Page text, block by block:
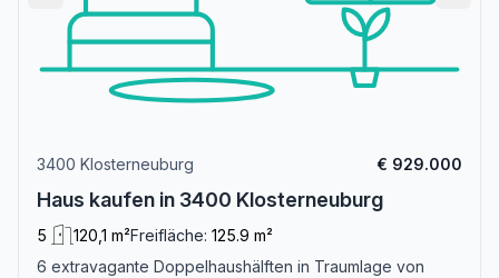
3400 Klosterneuburg € 929.000
Haus kaufen in 3400 Klosterneuburg
5 120,1 m²Freifläche: 125.9 m²
6 extravagante Doppelhaushälften in Traumlage von